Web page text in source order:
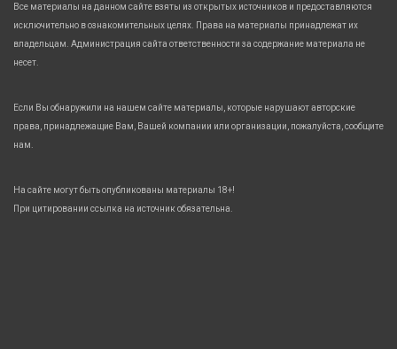
Все материалы на данном сайте взяты из открытых источников и предоставляются
исключительно в ознакомительных целях. Права на материалы принадлежат их
владельцам. Администрация сайта ответственности за содержание материала не
несет.
Если Вы обнаружили на нашем сайте материалы, которые нарушают авторские
права, принадлежащие Вам, Вашей компании или организации, пожалуйста, сообщите
нам.
На сайте могут быть опубликованы материалы 18+!
При цитировании ссылка на источник обязательна.